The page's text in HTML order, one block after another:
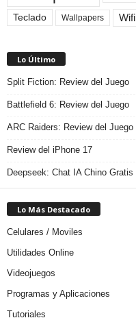
Teclado Wallpapers Wifi
Lo Último
Split Fiction: Review del Juego
Battlefield 6: Review del Juego
ARC Raiders: Review del Juego
Review del iPhone 17
Deepseek: Chat IA Chino Gratis
Lo Más Destacado
Celulares / Moviles
Utilidades Online
Videojuegos
Programas y Aplicaciones
Tutoriales